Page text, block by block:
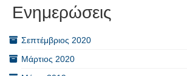
Ενημερώσεις
Σεπτέμβριος 2020
Μάρτιος 2020